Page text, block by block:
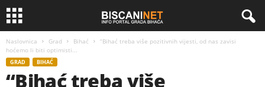
Naslovnica Grad Bihać
“Bihać treba više pozitivnih vijesti, od nas zavisi
hoćemo li biti optimisti...
GRAD BIHAĆ
“Bihać treba više